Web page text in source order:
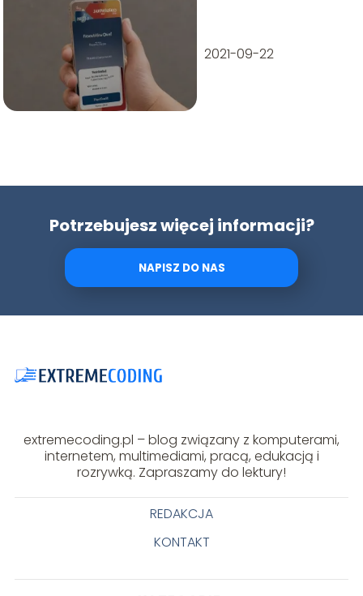
2021-09-22
Potrzebujesz więcej informacji?
NAPISZ DO NAS
extremecoding.pl – blog związany z komputerami,
internetem, multimediami, pracą, edukacją i
rozrywką. Zapraszamy do lektury!
REDAKCJA
KONTAKT